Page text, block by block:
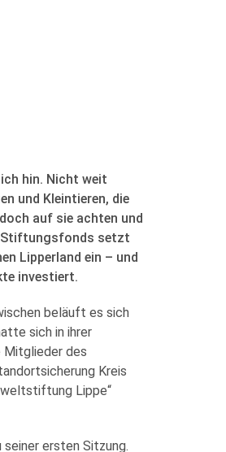
hin. Nicht weit
und Kleintieren, die
auf sie achten und
Stiftungsfonds setzt
Lipperland ein – und
investiert.
beläuft es sich
sich in ihrer
Mitglieder des
Kreis
Lippe“
ersten Sitzung.